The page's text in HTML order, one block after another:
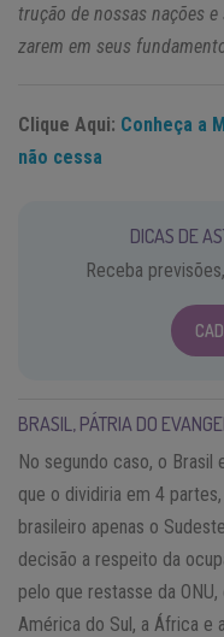
trução de nossas na­ções
zarem em seus
Clique Aqui: Conheça a
não cessa
DICAS DE
Receba
BRASIL, PÁTRIA DO
No segundo caso, o
que o dividiria em 4
brasileiro apenas o
decisão a respeito da
pelo que restasse da
América do Sul, a África e